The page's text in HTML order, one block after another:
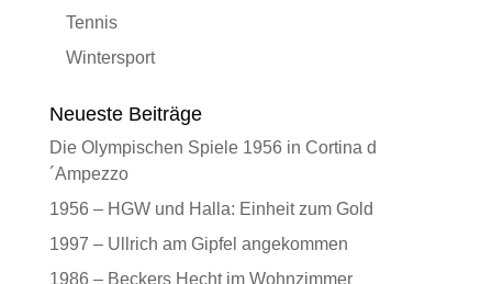
Tennis
Wintersport
Neueste Beiträge
Die Olympischen Spiele 1956 in Cortina d
´Ampezzo
1956 – HGW und Halla: Einheit zum Gold
1997 – Ullrich am Gipfel angekommen
1986 – Beckers Hecht im Wohnzimmer